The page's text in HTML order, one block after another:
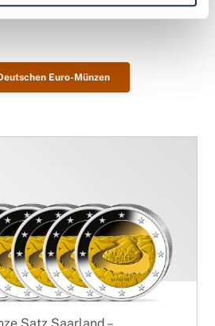
Euro-Münzen